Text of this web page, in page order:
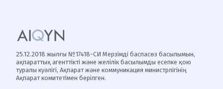
25.12.2018 жылғы №17418-СИ Мерзімді баспасөз басылымын,
ақпараттық агенттікті және желілік басылымды есепке қою
туралы куәлігі, Ақпарат және коммуникация министрлігінің
Ақпарат комитетімен берілген.